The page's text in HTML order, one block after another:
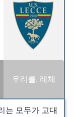
우리를. 레체
는 모두가 고대